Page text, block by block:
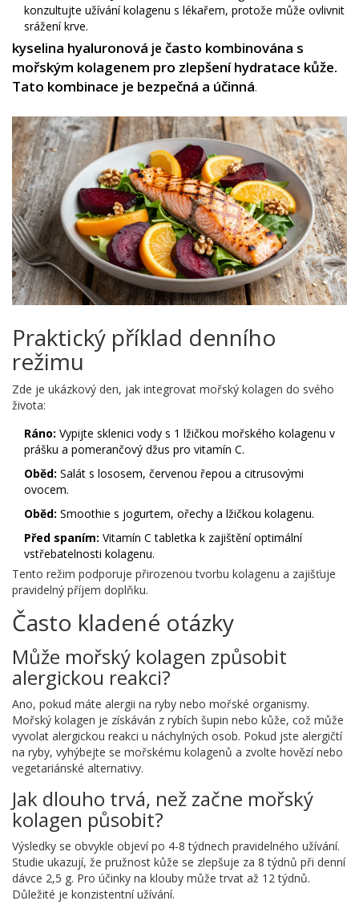
konzultujte užívání kolagenu s lékařem, protože může ovlivnit
srážení krve.
kyselina hyaluronová je často kombinována s
mořským kolagenem pro zlepšení hydratace kůže.
Tato kombinace je bezpečná a účinná.
Praktický příklad denního
režimu
Zde je ukázkový den, jak integrovat mořský kolagen do svého
života:
Ráno: Vypijte sklenici vody s 1 lžičkou mořského kolagenu v
prášku a pomerančový džus pro vitamín C.
Oběd: Salát s lososem, červenou řepou a citrusovými
ovocem.
Oběd: Smoothie s jogurtem, ořechy a lžičkou kolagenu.
Před spaním: Vitamín C tabletka k zajištění optimální
vstřebatelnosti kolagenu.
Tento režim podporuje přirozenou tvorbu kolagenu a zajišťuje
pravidelný příjem doplňku.
Často kladené otázky
Může mořský kolagen způsobit
alergickou reakci?
Ano, pokud máte alergii na ryby nebo mořské organismy.
Mořský kolagen je získáván z rybích šupin nebo kůže, což může
vyvolat alergickou reakci u náchylných osob. Pokud jste alergičtí
na ryby, vyhýbejte se mořskému kolagenů a zvolte hovězí nebo
vegetariánské alternativy.
Jak dlouho trvá, než začne mořský
kolagen působit?
Výsledky se obvykle objeví po 4-8 týdnech pravidelného užívání.
Studie ukazují, že pružnost kůže se zlepšuje za 8 týdnů při denní
dávce 2,5 g. Pro účinky na klouby může trvat až 12 týdnů.
Důležité je konzistentní užívání.